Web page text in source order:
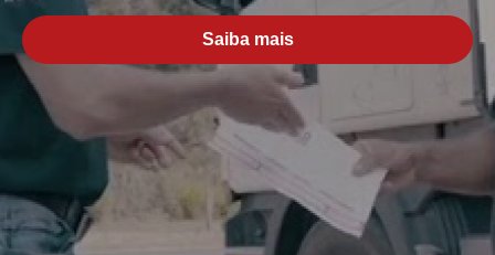
Saiba mais